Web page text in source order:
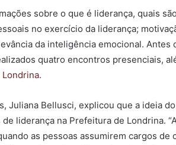
sobre o que é liderança, quais
no exercício da liderança;
da inteligência emocional.
quatro encontros presenciais,
Londrina.
Juliana Bellusci, explicou que a ideia
liderança na Prefeitura de Londrina.
as pessoas assumirem cargos